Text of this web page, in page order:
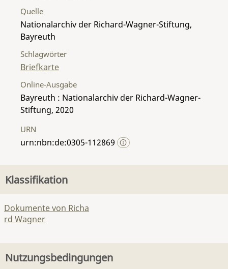
Quelle
Nationalarchiv der Richard-Wagner-Stiftung,
Bayreuth
Schlagwörter
Briefkarte
Online-Ausgabe
Bayreuth : Nationalarchiv der Richard-Wagner-
Stiftung, 2020
URN
urn:nbn:de:0305-112869
Klassifikation
Dokumente von Richa
rd Wagner
Nutzungsbedingungen